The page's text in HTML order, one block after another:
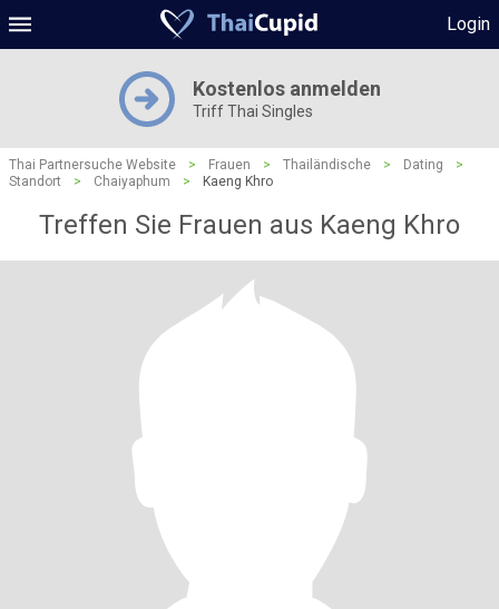
Login
Kostenlos anmelden
Triff Thai Singles
Thai Partnersuche Website > Frauen > Thailändische > Dating
>
Standort
> Chaiyaphum > Kaeng Khro
Treffen Sie Frauen aus Kaeng Khro